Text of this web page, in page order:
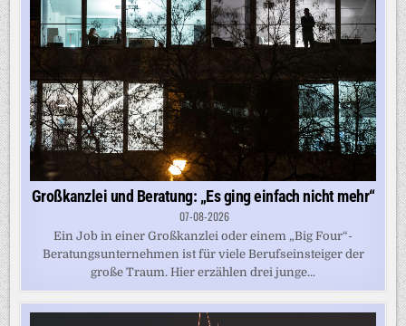
Großkanzlei und Beratung: „Es ging einfach nicht mehr“
07-08-2026
Ein Job in einer Großkanzlei oder einem „Big Four“-
Beratungsunternehmen ist für viele Berufseinsteiger der
große Traum. Hier erzählen drei junge...